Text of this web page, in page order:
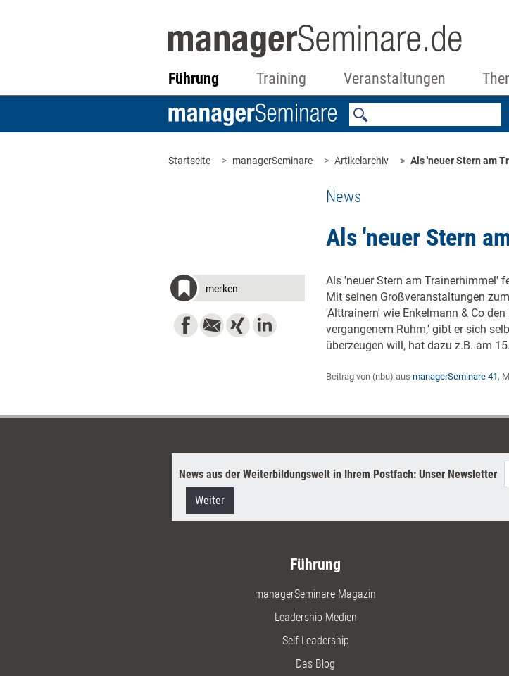
Führung Training Veranstaltungen
Startseite managerSeminare Artikelarchiv Als 'neuer Stern am
News
Als 'neuer Stern
merken
Als 'neuer Stern am Trainerhimmel'
Mit seinen Großveranstaltungen
'Alttrainern' wie Enkelmann & Co
vergangenem Ruhm,' gibt er sich
überzeugen will, hat dazu z.B. am
Beitrag von (nbu) aus managerSeminare 41,
News aus der Weiterbildungswelt in Ihrem Postfach: Unser Newsletter
Weiter
Führung
managerSeminare Magazin
Leadership-Medien
Self-Leadership
Das Blog